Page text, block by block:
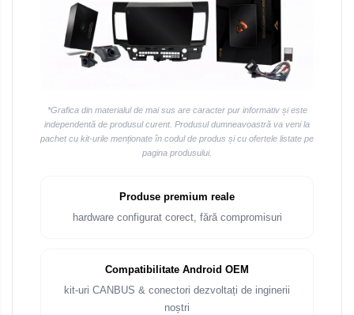
*Grafica din materialul de mai sus are caracter pur informativ și este
independentă de produsul curent. Produsul dumneavoastră va veni la
pachet cu kit-urile menționate în codul de produs și cu ofertele listate pe
pagina produsului.
Produse premium reale
hardware configurat corect, fără compromisuri
Compatibilitate Android OEM
kit-uri CANBUS & conectori dezvoltați de inginerii
noștri